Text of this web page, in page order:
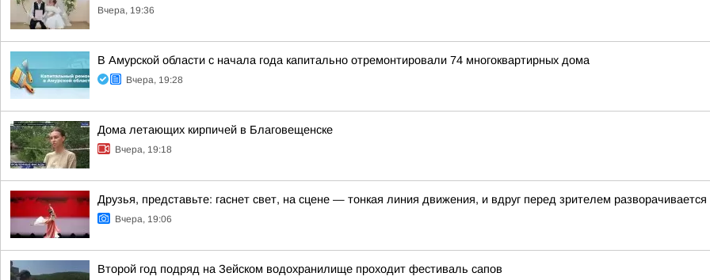
Вчера, 19:36
В Амурской области с начала года капитально отремонтировали 74 многоквартирных дома
Вчера, 19:28
Дома летающих кирпичей в Благовещенске
Вчера, 19:18
Друзья, представьте: гаснет свет, на сцене — тонкая линия движения, и вдруг перед зрителем
Вчера, 19:06
Второй год подряд на Зейском водохранилище проходит фестиваль сапов